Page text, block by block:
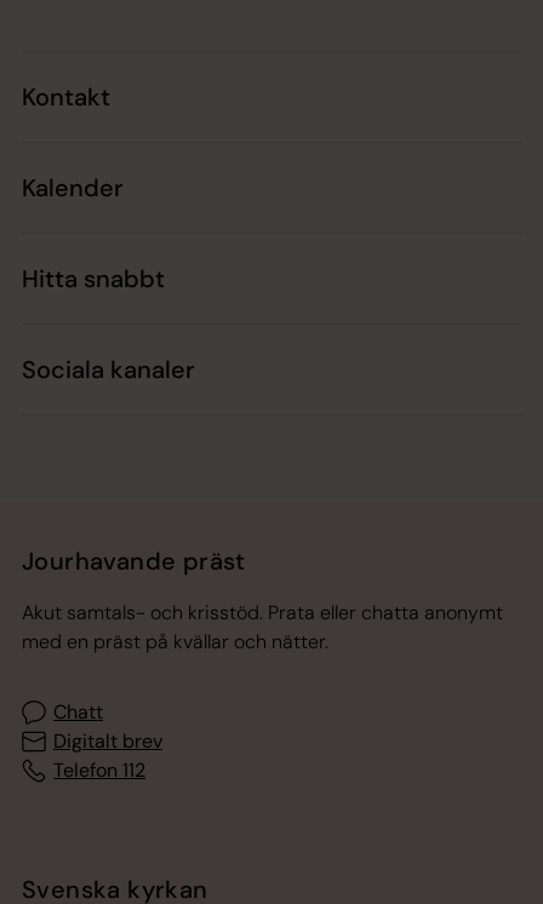
Kontakt
Kalender
Hitta snabbt
Sociala kanaler
Jourhavande präst
Akut samtals- och krisstöd. Prata eller chatta anonymt
med en präst på kvällar och nätter.
Chatt
Digitalt brev
Telefon 112
Svenska kyrkan